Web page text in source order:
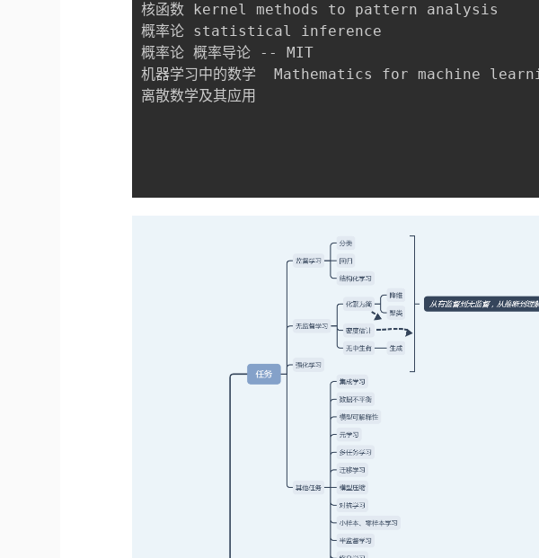
核函数 kernel methods to pattern analysis
概率论 statistical inference
概率论 概率导论 -- MIT
机器学习中的数学  Mathematics for machine
离散数学及其应用